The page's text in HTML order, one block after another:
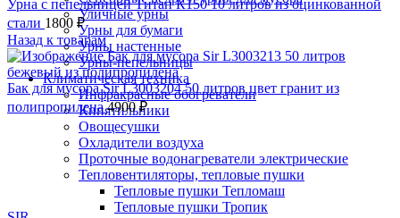
Уличные урны
Урны для бумаги
Урны настенные
Урны-пепельницы
Климатическая техника
Инфракрасные обогреватели
Кипятильники
Овощесушки
Охладители воздуха
Проточные водонагреватели электрические
Тепловентиляторы, тепловые пушки
Тепловые пушки Тепломаш
Тепловые пушки Тропик
Урна с пепельницей Титан К150 10 литров из оцинкованной
стали 1800 ₽
Назад к товарам
Бак для мусора Sir L3003204 50 литров цвет гранит из
полипропилена4900₽
Нажмите, чтобы увеличить